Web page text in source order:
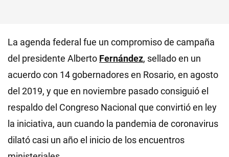
La agenda federal fue un compromiso de campaña
del presidente Alberto Fernández, sellado en un
acuerdo con 14 gobernadores en Rosario, en agosto
del 2019, y que en noviembre pasado consiguió el
respaldo del Congreso Nacional que convirtió en ley
la iniciativa, aun cuando la pandemia de coronavirus
dilató casi un año el inicio de los encuentros